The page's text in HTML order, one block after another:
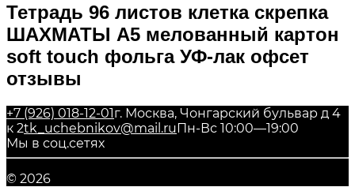
Тетрадь 96 листов клетка скрепка
ШАХМАТЫ А5 мелованный картон
soft touch фольга УФ-лак офсет
отзывы
+7 (926) 018-12-01г. Москва, Чонгарский бульвар д 4
к 2tk_uchebnikov@mail.ruПн-Вс 10:00—19:00
Мы в соц.сетях
© 2026